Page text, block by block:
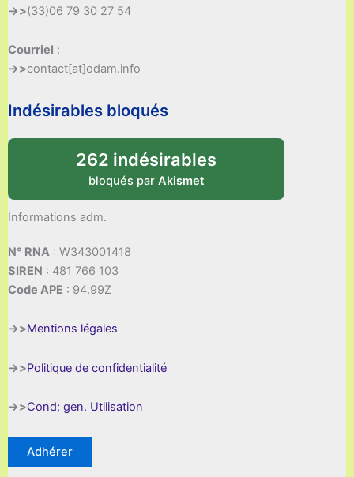
->>(33)06 79 30 27 54
Courriel :
->>contact[at]odam.info
Indésirables bloqués
262 indésirables
bloqués par Akismet
Informations adm.
N° RNA : W343001418
SIREN : 481 766 103
Code APE : 94.99Z
->>Mentions légales
->>Politique de confidentialité
->>Cond; gen. Utilisation
Adhérer